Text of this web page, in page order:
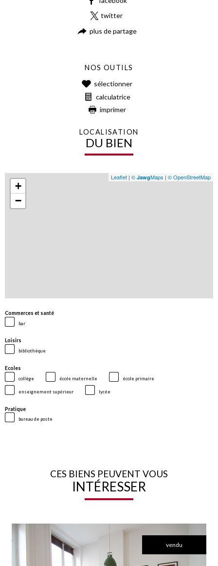
twitter
plus de partage
NOS OUTILS
sélectionner
calculatrice
imprimer
LOCALISATION
DU BIEN
+
−
Leaflet | © JawgMaps | © OpenStreetMap
Commerces et santé
bar
Loisirs
bibliothèque
Ecoles
collège école maternelle école primaire
enseignement supérieur lycée
Pratique
bureau de poste
CES BIENS PEUVENT VOUS
INTÉRESSER
vendu